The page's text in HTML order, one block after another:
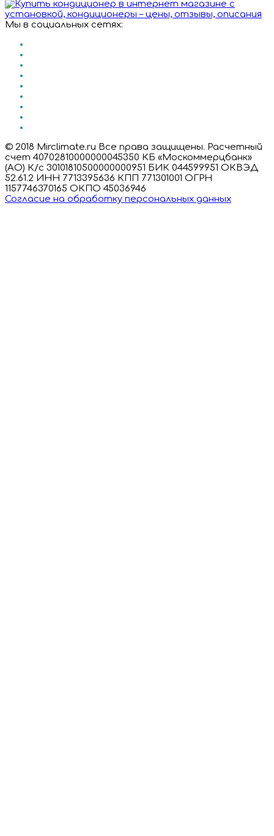
Мы в социальных сетях:
© 2018 Mirclimate.ru Все права защищены. Расчетный
счет 40702810000000045350 КБ «Москоммерцбанк»
(АО) К/с 30101810500000000951 БИК 044599951 ОКВЭД
52.61.2 ИНН 7713395636 КПП 771301001 ОГРН
1157746370165 ОКПО 45036946
Согласие на обработку персональных данных